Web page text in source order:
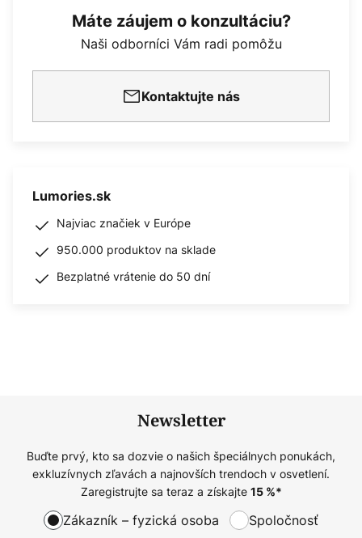
Máte záujem o konzultáciu?
Naši odborníci Vám radi pomôžu
Kontaktujte nás
Lumories.sk
Najviac značiek v Európe
950.000 produktov na sklade
Bezplatné vrátenie do 50 dní
Newsletter
Buďte prvý, kto sa dozvie o našich špeciálnych ponukách,
exkluzívnych zľavách a najnovších trendoch v osvetlení.
Zaregistrujte sa teraz a získajte 15%*
Zákazník – fyzická osoba Spoločnosť